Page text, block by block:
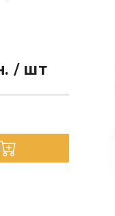
/ шт